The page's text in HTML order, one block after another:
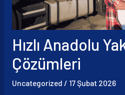
Hızlı Anadolu
Çözümleri
Uncategorized / 17 Şubat 2026